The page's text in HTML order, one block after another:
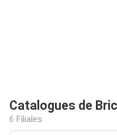
Catalogues de
6 Filiales